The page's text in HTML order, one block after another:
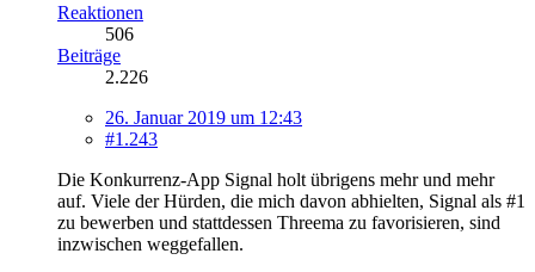
Reaktionen
506
Beiträge
2.226
26. Januar 2019 um 12:43
#1.243
Die Konkurrenz-App Signal holt übrigens mehr und mehr
auf. Viele der Hürden, die mich davon abhielten, Signal als #1
zu bewerben und stattdessen Threema zu favorisieren, sind
inzwischen weggefallen.